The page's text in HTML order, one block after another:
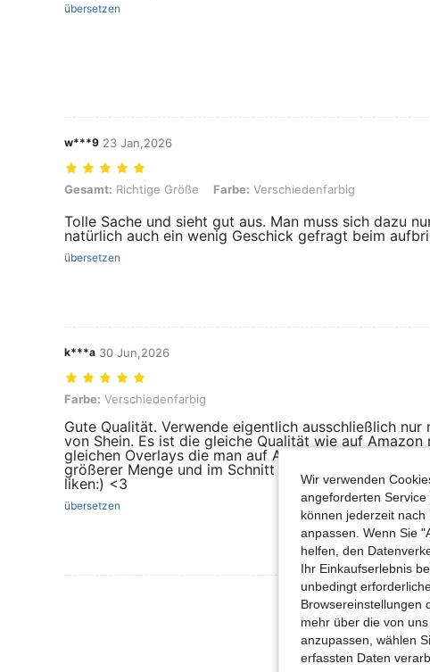
übersetzen
w***9 23 Jan,2026
Gesamt: Richtige Größe, Farbe: Verschiedenfarbig
Gesamt: Richtige Größe Farbe: Verschiedenfarbig
Tolle Sache und sieht gut aus. Man muss sich dazu
natürlich auch ein wenig Geschick gefragt beim
übersetzen
k***a 30 Jun,2026
Farbe: Verschiedenfarbig
Farbe: Verschiedenfarbig
Gute Qualität. Verwende eigentlich ausschließlich nur
von Shein. Es ist die gleiche Qualität wie auf Amazon
gleichen Overlays die man auf Amazon findet, findet
größerer Menge und im Schnitt 5-10€ günstiger. Kann
liken:) <3
übersetzen
Mehr Bewertungen
Wir verwenden
angeforderten
können jederzeit
anpassen. Wenn Sie
helfen, den
Ihr Einkaufserlebnis
unbedingt
Browsereinstellungen
mehr über die von
anzupassen, wählen
erfassten Daten